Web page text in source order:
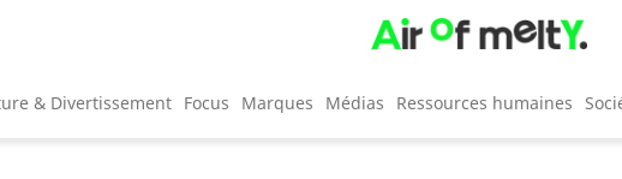
& Divertissement Focus Marques Médias Ressources humaines